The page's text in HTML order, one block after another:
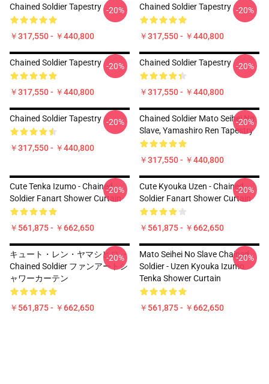
Chained Soldier Tapestry
￥317,550 - ￥440,800
-20% Chained Soldier Tapestry
￥317,550 - ￥440,800
-20%
Chained Soldier Tapestry
￥317,550 - ￥440,800
-20% Chained Soldier Tapestry
￥317,550 - ￥440,800
-20%
Chained Soldier Tapestry
￥317,550 - ￥440,800
-20%
Chained Soldier Mato Seihei No
Slave, Yamashiro Ren Tapestry
￥317,550 - ￥440,800
-20%
Cute Tenka Izumo - Chained
Soldier Fanart Shower Curtain
￥561,875 - ￥662,650
-20%
Cute Kyouka Uzen - Chained
Soldier Fanart Shower Curtain
￥561,875 - ￥662,650
-20%
キュート・レン・ヤマシヒロ ・
Chained Soldier ファンアートシ
ャワーカーテン
￥561,875 - ￥662,650
-20%
Mato Seihei No Slave Chained
Soldier - Uzen Kyouka Izumo
Tenka Shower Curtain
￥561,875 - ￥662,650
-20%